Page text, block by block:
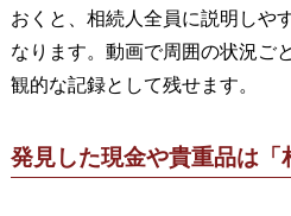
おくと、相続人全員に説明しや
なります。動画で周囲の状況ご
観的な記録として残せます。
発見した現金や貴重品は「